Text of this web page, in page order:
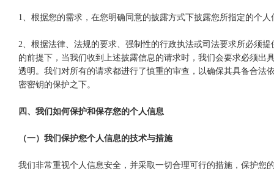
1、根据您的需求，在您明确同意的披露方式下披露您所指定的个人
2、根据法律、法规的要求、强制性的行政执法或司法要求所必须
的前提下，当我们收到上述披露信息的请求时，我们会要求必须
透明。我们对所有的请求都进行了慎重的审查，以确保其具备合
密密钥的保护之下。
四、我们如何保护和保存您的个人信息
（一）我们保护您个人信息的技术与措施
我们非常重视个人信息安全，并采取一切合理可行的措施，保护您